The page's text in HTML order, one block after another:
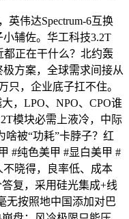
伟达Spectrum-6互换
辅佐。华工科技3.2T
都正在干什么？北约轰
方案，全球需求间接从
只，企业底子扛不住。
，LPO、NPO、CPO谁
模块必需上液冷，中际
啥被“功耗”卡脖子？红
#纯色美甲 #显白美甲 #
晓得，良率低、成本
复，采用硅光集成+线
无按照地中国添加对巴